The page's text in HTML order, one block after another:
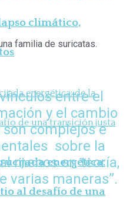
climático,
energética:
al desafío de una
familia de suricatas.
entre el
y el cambio
complejos e
sobre la
menos en teoría,
varias maneras”.